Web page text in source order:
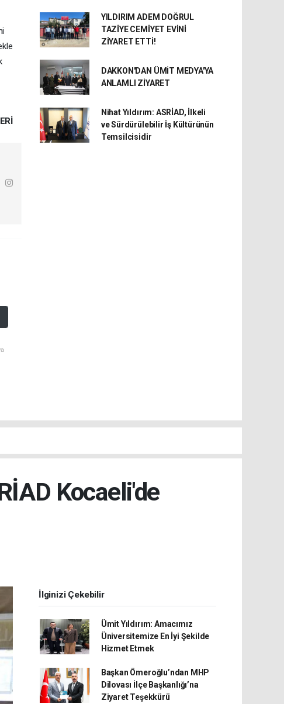
YILDIRIM ADEM DOĞRUL
TAZİYE CEMİYET EVİNİ
ZİYARET ETTİ!
DAKKON'DAN ÜMİT MEDYA'YA
ANLAMLI ZİYARET
Nihat Yıldırım: ASRİAD, İlkeli
ve Sürdürülebilir İş Kültürünün
Temsilcisidir
Kocaeli'de
İlginizi Çekebilir
Ümit Yıldırım: Amacımız
Üniversitemize En İyi Şekilde
Hizmet Etmek
Başkan Ömeroğlu’ndan MHP
Dilovası İlçe Başkanlığı’na
Ziyaret Teşekkürü